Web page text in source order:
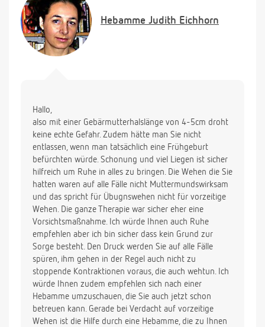
verlieren.Würde so gerne etwas tun können....
vielen Dank
Hebamme Judith Eichhorn
Hallo,
also mit einer Gebärmutterhalslänge von 4-5cm droht
keine echte Gefahr. Zudem hätte man Sie nicht
entlassen, wenn man tatsächlich eine Frühgeburt
befürchten würde. Schonung und viel Liegen ist sicher
hilfreich um Ruhe in alles zu bringen. Die Wehen die Sie
hatten waren auf alle Fälle nicht Muttermundswirksam
und das spricht für Übugnswehen nicht für vorzeitige
Wehen. Die ganze Therapie war sicher eher eine
Vorsichtsmaßnahme. Ich würde Ihnen auch Ruhe
empfehlen aber ich bin sicher dass kein Grund zur
Sorge besteht. Den Druck werden Sie auf alle Fälle
spüren, ihm gehen in der Regel auch nicht zu
stoppende Kontraktionen voraus, die auch wehtun. Ich
würde Ihnen zudem empfehlen sich nach einer
Hebamme umzuschauen, die Sie auch jetzt schon
betreuen kann. Gerade bei Verdacht auf vorzeitige
Wehen ist die Hilfe durch eine Hebamme, die zu Ihnen